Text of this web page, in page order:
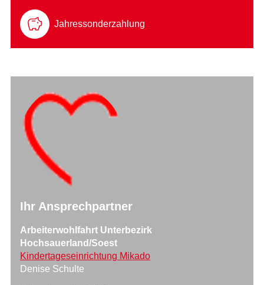
Jahressonderzahlung
Ihr Ansprechpartner
Arbeiterwohlfahrt Unterbezirk
Hochsauerland/Soest
Kindertageseinrichtung Mikado
Denise Schulte